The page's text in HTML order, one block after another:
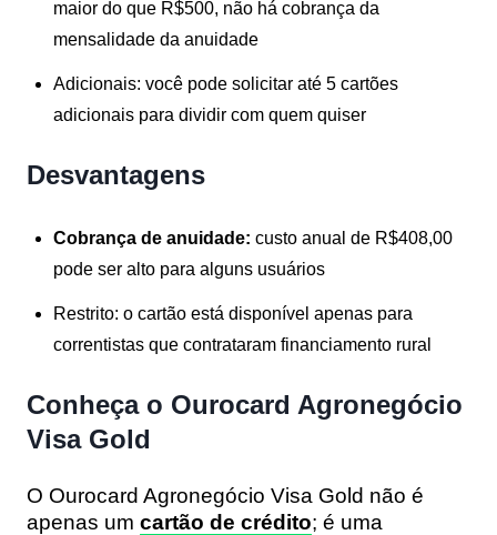
maior do que R$500, não há cobrança da
mensalidade da anuidade
Adicionais: você pode solicitar até 5 cartões
adicionais para dividir com quem quiser
Desvantagens
Cobrança de anuidade: custo anual de R$408,00
pode ser alto para alguns usuários
Restrito: o cartão está disponível apenas para
correntistas que contrataram financiamento rural
Conheça o Ourocard Agronegócio
Visa Gold
O Ourocard Agronegócio Visa Gold não é
apenas um cartão de crédito; é uma